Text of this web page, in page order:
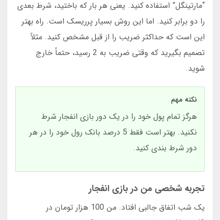
“مارتینگل” استفاده کنید. یعنی هر بار که باختید، شرط بعدی
را دو برابر کنید. اما این روش بسیار پرریسک است. راه بهتر
این است که حداکثر ضریب را از قبل مشخص کنید. مثلاً
تصمیم بگیرید که وقتی ضریب به 2 رسید، حتماً خارج
شوید.
نکته مهم
هرگز تمام پول خود را در یک دور بازی انفجار شرط
نکنید. بهتر است فقط 5 درصد بانک رول خود را در هر
دور شرط بندی کنید.
تجربه شخصی من در بازی انفجار
یک شب اتفاق جالبی افتاد. من 100 هزار تومان در